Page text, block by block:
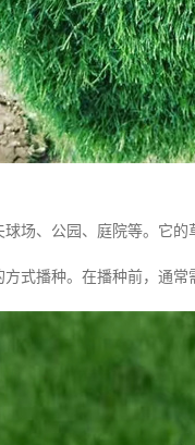
场、公园、庭院等。它的
式播种。在播种前，通